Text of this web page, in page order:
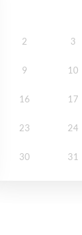
2 3
9 10
16 17
23 24
30 31